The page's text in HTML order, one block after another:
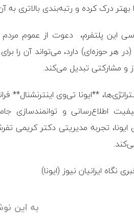
بهتر درک کرده و رتبه‌بندی بالاتری
این پلتفرم، دعوت از عموم
هر حوزه‌ای) دارد، می‌تواند آن را
و مشارکتی تبدیل می‌کند.
**ایونا تی‌وی
اطلاع‌رسانی و توانمندسازی
ایونا، تجربه مدیریتی دکتر کریمی
نگاه ایرانیان نیوز (ایونا)
به این